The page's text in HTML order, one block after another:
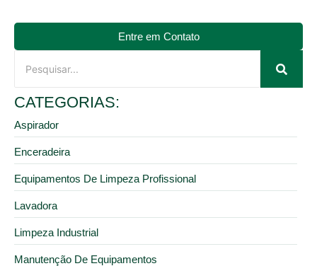
Entre em Contato
CATEGORIAS:
Aspirador
Enceradeira
Equipamentos De Limpeza Profissional
Lavadora
Limpeza Industrial
Manutenção De Equipamentos